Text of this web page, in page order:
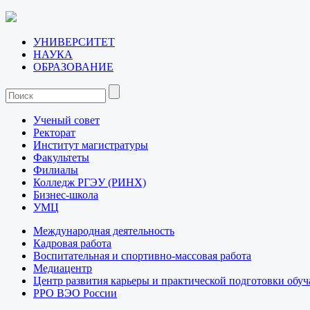
УНИВЕРСИТЕТ
НАУКА
ОБРАЗОВАНИЕ
Ученый совет
Ректорат
Институт магистратуры
Факультеты
Филиалы
Колледж РГЭУ (РИНХ)
Бизнес-школа
УМЦ
Международная деятельность
Кадровая работа
Воспитательная и спортивно-массовая работа
Медиацентр
Центр развития карьеры и практической подготовки
РРО ВЭО России